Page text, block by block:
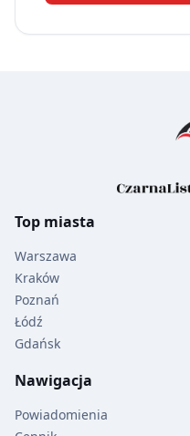
Top miasta
Warszawa
Kraków
Poznań
Łódź
Gdańsk
Nawigacja
Powiadomienia